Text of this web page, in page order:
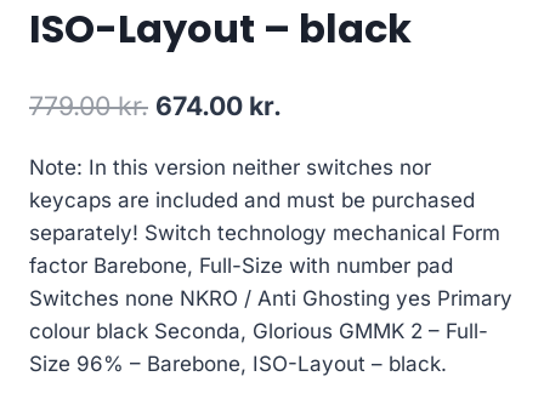
ISO-Layout – black
779.00kr. Original
was:
779.00 kr..
674.00 kr.
is:
674.00 kr..
Note: In this version neither switches nor
keycaps are included and must be purchased
separately! Switch technology mechanical Form
factor Barebone, Full-Size with number pad
Switches none NKRO / Anti Ghosting yes Primary
colour black Seconda, Glorious GMMK 2 – Full-
Size 96% – Barebone, ISO-Layout – black.